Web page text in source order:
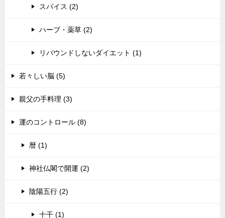
スパイス (2)
ハーブ・薬草 (2)
リバウンドしないダイエット (1)
若々しい脳 (5)
親父の手料理 (3)
運のコントロール (8)
暦 (1)
神社仏閣で開運 (2)
陰陽五行 (2)
十干 (1)